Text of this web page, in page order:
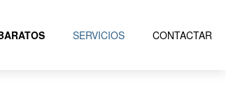
SERVICIOS CONTACTAR